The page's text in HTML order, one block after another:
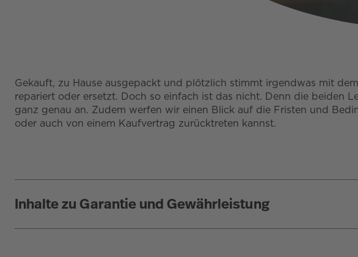
Gekauft, zu Hause ausgepackt und plötzlich stimmt irgendwas mit
repariert oder ersetzt. Doch so einfach ist das nicht. Denn die beiden
ganz genau an. Zudem werfen wir einen Blick auf die Fristen und
oder auch von einem Kaufvertrag zurücktreten kannst.
Inhalte zu Garantie und Gewährleistung